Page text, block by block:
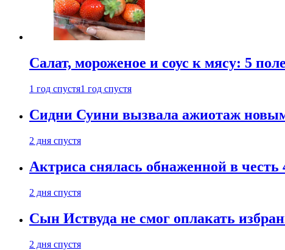
Салат, мороженое и соус к мясу: 5
1 год спустя1 год спустя
Сидни Суини вызвала ажиотаж
2 дня спустя
Актриса снялась обнаженной в честь
2 дня спустя
Сын Иствуда не смог оплакать
2 дня спустя